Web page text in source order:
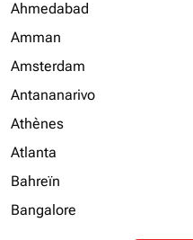
Ahmedabad
Amman
Amsterdam
Antananarivo
Athènes
Atlanta
Bahreïn
Bangalore